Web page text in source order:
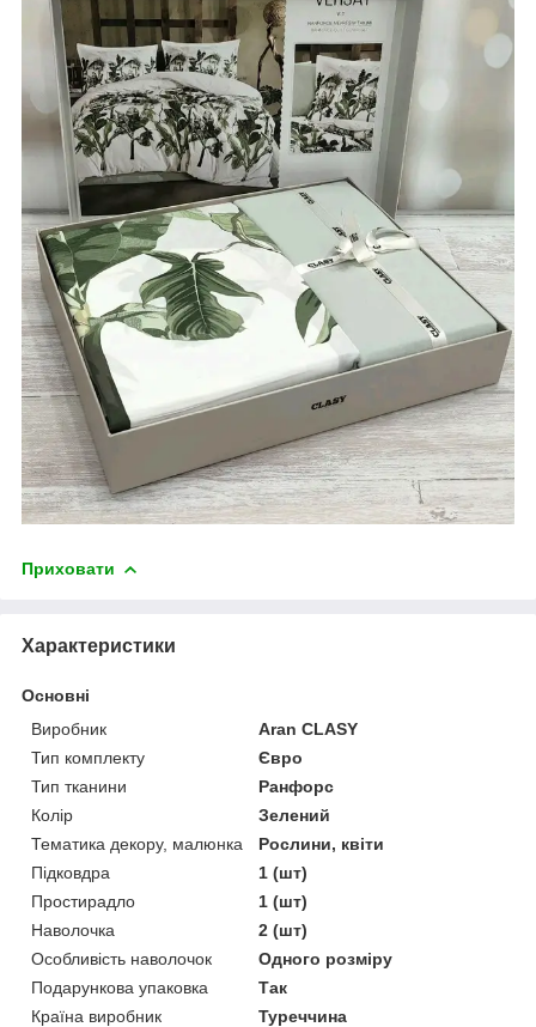
Приховати
Характеристики
Основні
Виробник
Aran CLASY
Тип комплекту
Євро
Тип тканини
Ранфорс
Колір
Зелений
Тематика декору, малюнка
Рослини, квіти
Підковдра
1 (шт)
Простирадло
1 (шт)
Наволочка
2 (шт)
Особливість наволочок
Одного розміру
Подарункова упаковка
Так
Країна виробник
Туреччина